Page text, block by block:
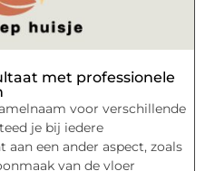
met professionele
voor verschillende
je bij iedere
een ander aspect, zoals
van de vloer